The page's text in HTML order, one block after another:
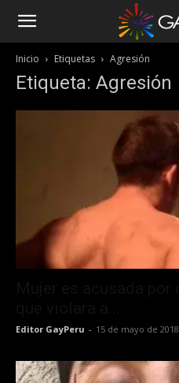
Inicio Etiquetas Agresión
Etiqueta: Agresión
Editor GayPeru - 15 de mayo de 2018